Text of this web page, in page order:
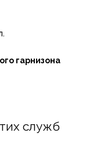
гарнизона
служб